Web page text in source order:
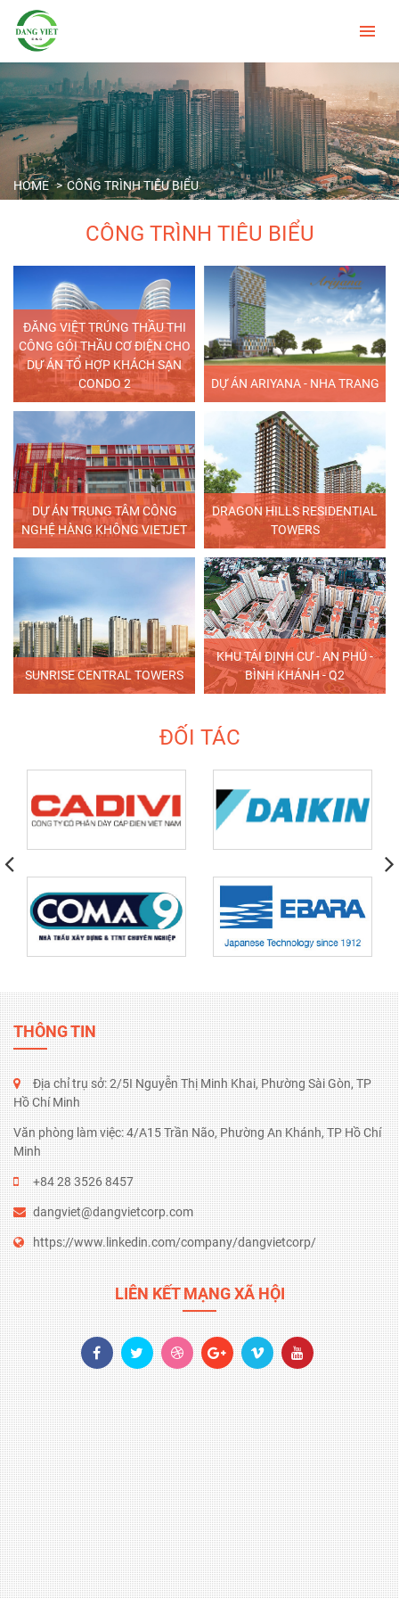
HOME CÔNG TRÌNH TIÊU BIỂU
CÔNG TRÌNH TIÊU BIỂU
ĐĂNG VIỆT TRÚNG THẦU THI
CÔNG GÓI THẦU CƠ ĐIỆN CHO
DỰ ÁN TỔ HỢP KHÁCH SẠN
CONDO 2
DỰ ÁN ARIYANA - NHA TRANG
DỰ ÁN TRUNG TÂM CÔNG
NGHỆ HÀNG KHÔNG VIETJET
DRAGON HILLS RESIDENTIAL
TOWERS
SUNRISE CENTRAL TOWERS
KHU TÁI ĐỊNH CƯ - AN PHÚ -
BÌNH KHÁNH - Q2
ĐỐI TÁC
THÔNGTIN
Địa chỉ trụ sở: 2/5I Nguyễn Thị Minh Khai, Phường Sài Gòn, TP
Hồ Chí Minh
Văn phòng làm việc: 4/A15 Trần Não, Phường An Khánh, TP Hồ Chí
Minh
+84 28 3526 8457
dangviet@dangvietcorp.com
https://www.linkedin.com/company/dangvietcorp/
LIÊN KẾT MẠNG XÃ HỘI